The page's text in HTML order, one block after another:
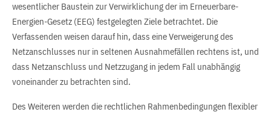
wesentlicher Baustein zur Verwirklichung der im Erneuerbare-
Energien-Gesetz (EEG) festgelegten Ziele betrachtet. Die
Verfassenden weisen darauf hin, dass eine Verweigerung des
Netzanschlusses nur in seltenen Ausnahmefällen rechtens ist, und
dass Netzanschluss und Netzzugang in jedem Fall unabhängig
voneinander zu betrachten sind.
Des Weiteren werden die rechtlichen Rahmenbedingungen flexibler